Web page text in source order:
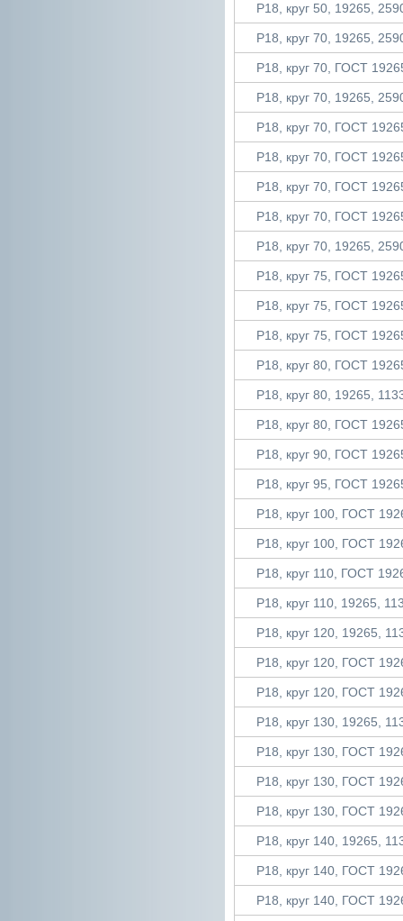
Р18, круг 50, 19265,
Р18, круг 70, 19265,
Р18, круг 70, ГОСТ
Р18, круг 70, 19265,
Р18, круг 70, ГОСТ
Р18, круг 70, ГОСТ
Р18, круг 70, ГОСТ
Р18, круг 70, ГОСТ
Р18, круг 70, 19265,
Р18, круг 75, ГОСТ
Р18, круг 75, ГОСТ
Р18, круг 75, ГОСТ
Р18, круг 80, ГОСТ
Р18, круг 80, 19265,
Р18, круг 80, ГОСТ
Р18, круг 90, ГОСТ
Р18, круг 95, ГОСТ
Р18, круг 100, ГОСТ
Р18, круг 100, ГОСТ
Р18, круг 110, ГОСТ
Р18, круг 110, 19265,
Р18, круг 120, 19265,
Р18, круг 120, ГОСТ
Р18, круг 120, ГОСТ
Р18, круг 130, 19265,
Р18, круг 130, ГОСТ
Р18, круг 130, ГОСТ
Р18, круг 130, ГОСТ
Р18, круг 140, 19265,
Р18, круг 140, ГОСТ
Р18, круг 140, ГОСТ